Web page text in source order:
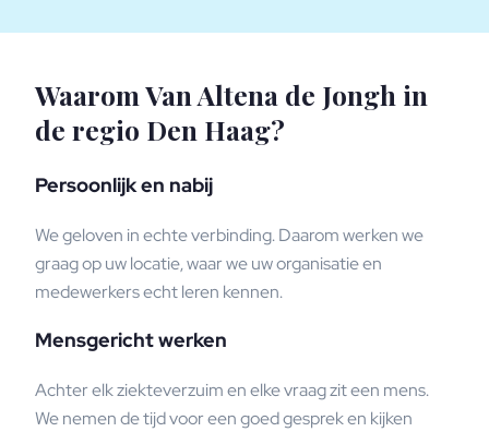
Waarom Van Altena de Jongh in
de regio Den Haag?
Persoonlijk en nabij
We geloven in echte verbinding. Daarom werken we
graag op uw locatie, waar we uw organisatie en
medewerkers echt leren kennen.
Mensgericht werken
Achter elk ziekteverzuim en elke vraag zit een mens.
We nemen de tijd voor een goed gesprek en kijken